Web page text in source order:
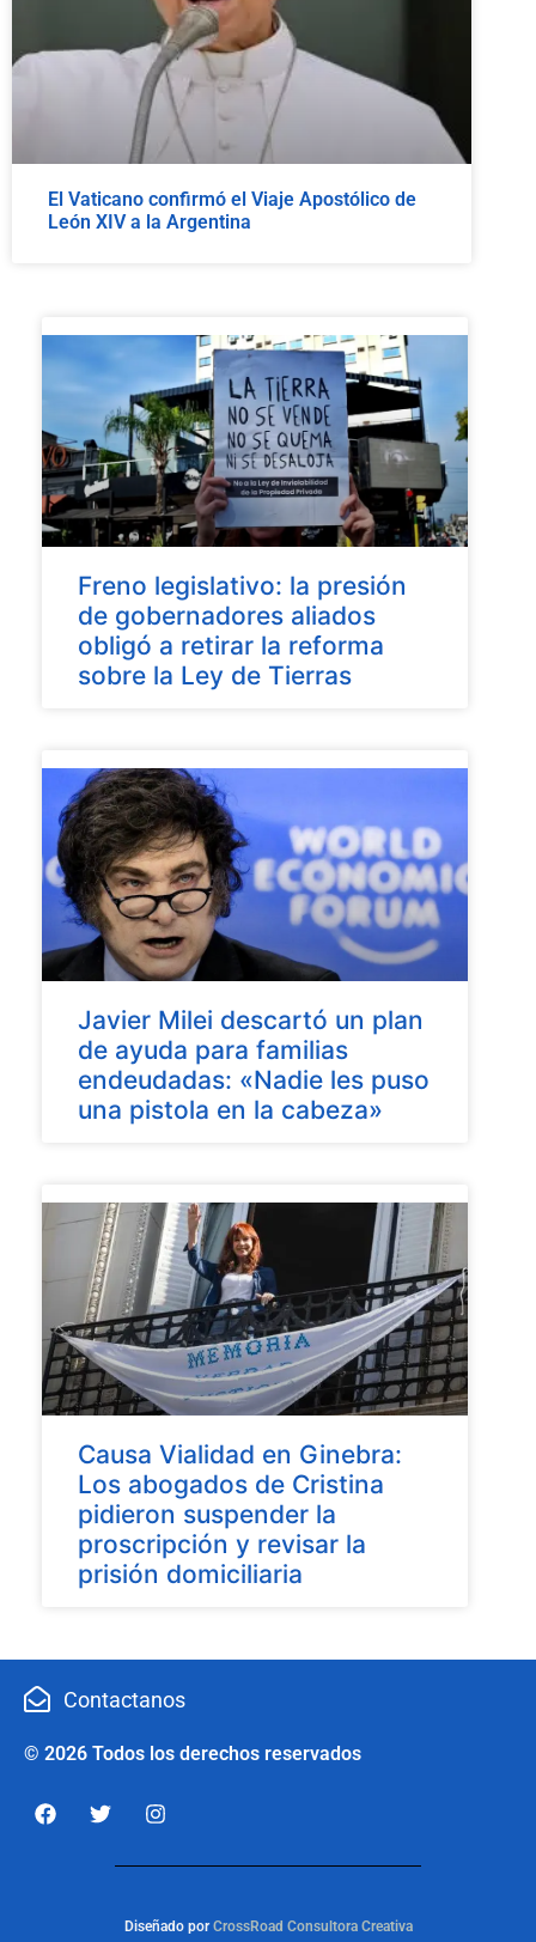
El Vaticano confirmó el Viaje Apostólico de
León XIV a la Argentina
Freno legislativo: la presión
de gobernadores aliados
obligó a retirar la reforma
sobre la Ley de Tierras
Javier Milei descartó un plan
de ayuda para familias
endeudadas: «Nadie les puso
una pistola en la cabeza»
Causa Vialidad en Ginebra:
Los abogados de Cristina
pidieron suspender la
proscripción y revisar la
prisión domiciliaria
Contactanos
© 2026 Todos los derechos reservados
Diseñado porCrossRoad Consultora Creativa